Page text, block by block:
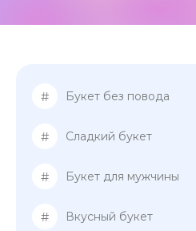
# Букет без повода
# Сладкий букет
# Букет для мужчины
# Вкусный букет